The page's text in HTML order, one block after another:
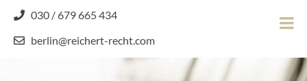
content
030 / 679 665 434
berlin@reichert-recht.com